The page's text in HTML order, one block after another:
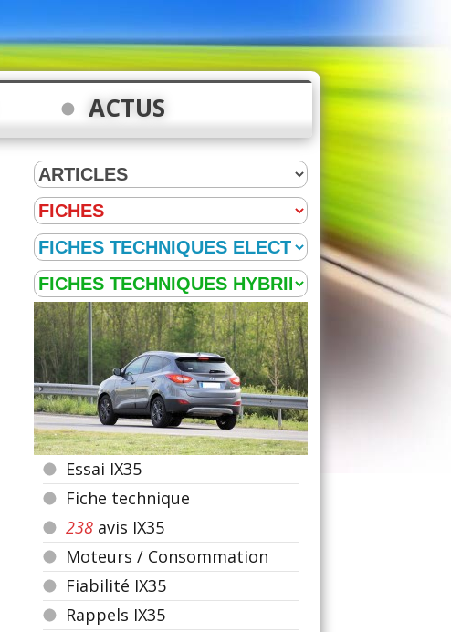
ACTUS
Essai IX35
Fiche technique
238 avis IX35
Moteurs / Consommation
Fiabilité IX35
Rappels IX35